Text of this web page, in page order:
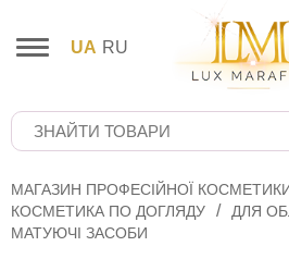
UA RU
МАГАЗИН ПРОФЕСІЙНОЇ КОСМЕТИКИ
КОСМЕТИКА ПО ДОГЛЯДУ
ДЛЯ
МАТУЮЧІ ЗАСОБИ